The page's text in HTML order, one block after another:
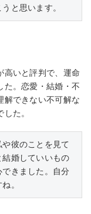
と思います。
高いと評判で、運命
た。恋愛・結婚・不
解できない不可解な
た。
や彼のことを見て
婚していいもの
きました。自分
。